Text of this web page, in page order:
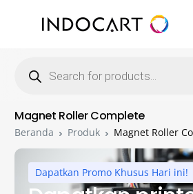
Magnet Roller Complete
Beranda Produk Magnet Roller
Dapatkan Promo Khusus Hari ini!